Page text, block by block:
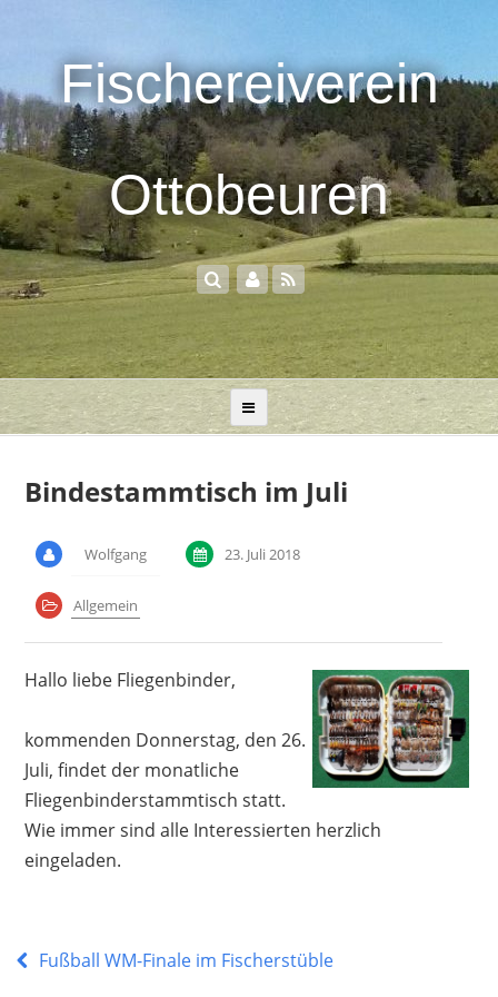
Fischereiverein
Ottobeuren
Bindestammtisch im Juli
Wolfgang 23. Juli 2018
Allgemein
Hallo liebe Fliegenbinder,
kommenden Donnerstag, den 26.
Juli, findet der monatliche
Fliegenbinderstammtisch statt.
Wie immer sind alle Interessierten herzlich
eingeladen.
Fußball WM-Finale im Fischerstüble